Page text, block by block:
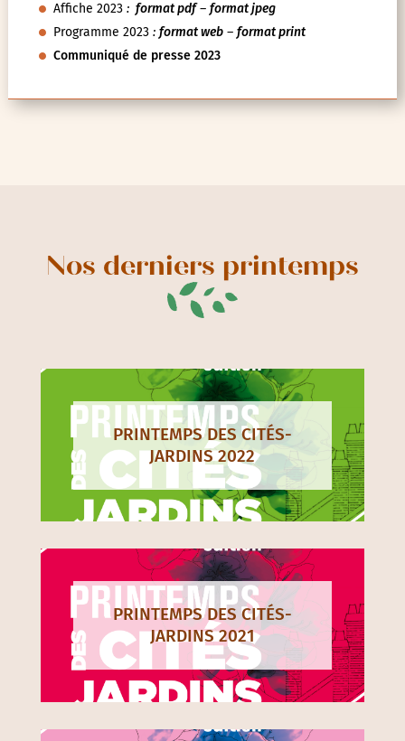
Affiche 2023: format pdf– format jpeg
Programme 2023 : format web– format print
Communiqué de presse 2023
Nos derniers printemps
PRINTEMPS DES CITÉS-
JARDINS 2022
PRINTEMPS DES CITÉS-
JARDINS 2021